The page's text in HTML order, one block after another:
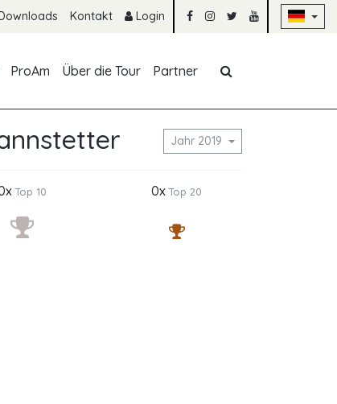
Kontakt Login
ProAm Über die Tour Partner
Jahr 2019
Top 10 0xTop 20